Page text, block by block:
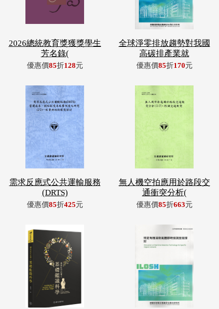
2026總統教育獎獲獎學生
芳名錄(
優惠價85折128元
全球淨零排放趨勢對我國
高碳排產業就
優惠價85折170元
需求反應式公共運輸服務
(DRTS)
優惠價85折425元
無人機空拍應用於路段交
通衝突分析(
優惠價85折663元